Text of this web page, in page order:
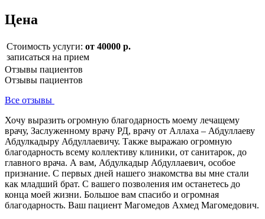
Цена
Стоимость услуги: от 40000 р.
записаться на прием
Отзывы пациентов
Отзывы пациентов
Все отзывы
Хочу выразить огромную благодарность моему лечащему
врачу, Заслуженному врачу РД, врачу от Аллаха – Абдуллаеву
Абдулкадыру Абдуллаевичу. Также выражаю огромную
благодарность всему коллективу клиники, от санитарок, до
главного врача. А вам, Абдулкадыр Абдуллаевич, особое
признание. С первых дней нашего знакомства вы мне стали
как младший брат. С вашего позволения им останетесь до
конца моей жизни. Большое вам спасибо и огромная
благодарность. Ваш пациент Магомедов Ахмед Магомедович.